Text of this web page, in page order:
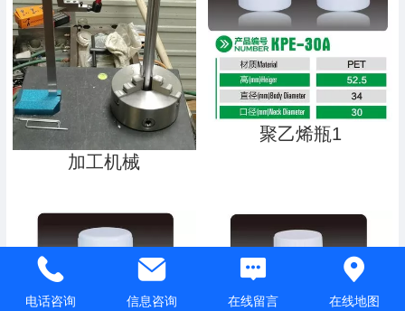
加工机械
聚乙烯瓶1
电话咨询 信息咨询 在线留言 在线地图